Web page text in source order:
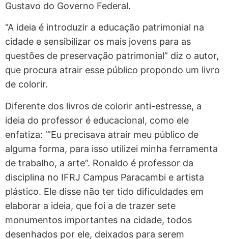
Gustavo do Governo Federal.
“A ideia é introduzir a educação patrimonial na
cidade e sensibilizar os mais jovens para as
questões de preservação patrimonial” diz o autor,
que procura atrair esse público propondo um livro
de colorir.
Diferente dos livros de colorir anti-estresse, a
ideia do professor é educacional, como ele
enfatiza: ‘”Eu precisava atrair meu público de
alguma forma, para isso utilizei minha ferramenta
de trabalho, a arte”. Ronaldo é professor da
disciplina no IFRJ Campus Paracambi e artista
plástico. Ele disse não ter tido dificuldades em
elaborar a ideia, que foi a de trazer sete
monumentos importantes na cidade, todos
desenhados por ele, deixados para serem